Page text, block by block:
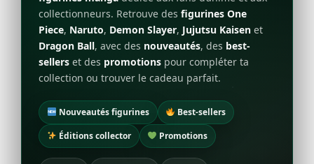
collectionneurs. Retrouve des figurines One
Piece, Naruto, Demon Slayer, Jujutsu Kaisen et
Dragon Ball, avec des nouveautés, des best-
sellers et des promotions pour compléter ta
collection ou trouver le cadeau parfait.
Nouveautés figurines
Best-sellers
Éditions collector
Promotions